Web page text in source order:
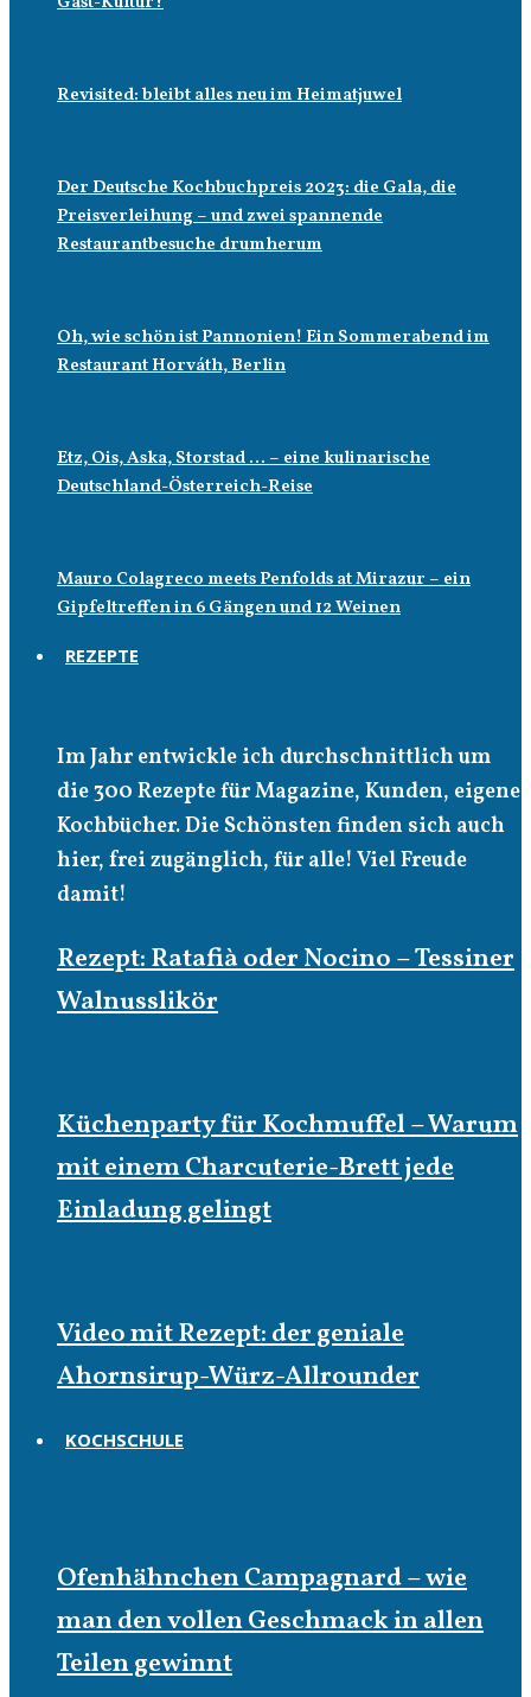
Revisited: bleibt alles neu im Heimatjuwel
Der Deutsche Kochbuchpreis 2023: die Gala, die
Preisverleihung – und zwei spannende
Restaurantbesuche drumherum
Oh, wie schön ist Pannonien! Ein Sommerabend im
Restaurant Horváth, Berlin
Etz, Ois, Aska, Storstad … – eine kulinarische
Deutschland-Österreich-Reise
Mauro Colagreco meets Penfolds at Mirazur – ein
Gipfeltreffen in 6 Gängen und 12 Weinen
REZEPTE
Im Jahr entwickle ich durchschnittlich um
die 300 Rezepte für Magazine, Kunden, eigene
Kochbücher. Die Schönsten finden sich auch
hier, frei zugänglich, für alle! Viel Freude
damit!
Rezept: Ratafià oder Nocino – Tessiner
Walnusslikör
Küchenparty für Kochmuffel – Warum
mit einem Charcuterie-Brett jede
Einladung gelingt
Video mit Rezept: der geniale
Ahornsirup-Würz-Allrounder
KOCHSCHULE
Ofenhähnchen Campagnard – wie
man den vollen Geschmack in allen
Teilen gewinnt